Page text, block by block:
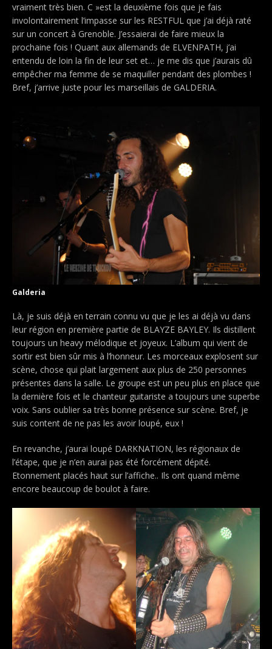
vraiment très bien. C »est la deuxième fois que je fais
involontairement l’impasse sur les RESTFUL que j’ai déjà raté
sur un concert à Grenoble. J’essaierai de faire mieux la
prochaine fois ! Quant aux allemands de ELVENPATH, j’ai
entendu de loin la fin de leur set et… je me dis que j’aurais dû
empêcher ma femme de se maquiller pendant des plombes !
Bref, j’arrive juste pour les marseillais de GALDERIA.
Galderia
Là, je suis déjà en terrain connu vu que je les ai déjà vu dans
leur région en première partie de BLAYZE BAYLEY. Ils distillent
toujours un heavy mélodique et joyeux. L’album qui vient de
sortir est bien sûr mis à l’honneur. Les morceaux explosent sur
scène, chose qui plait largement aux plus de 250 personnes
présentes dans la salle. Le groupe est un peu plus en place que
la dernière fois et le chanteur guitariste a toujours une superbe
voix. Sans oublier sa très bonne présence sur scène. Bref, je
suis content de ne pas les avoir loupé, eux !
En revanche, j’aurai loupé DARKNATION, les régionaux de
l’étape, que je n’en aurai pas été forcément dépité.
Etonnement placés haut sur l’affiche.. Ils ont quand même
encore beaucoup de boulot à faire.